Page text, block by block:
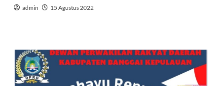
admin 15 Agustus 2022